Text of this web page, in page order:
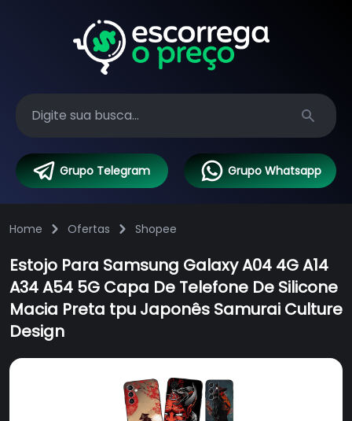
Search
Grupo Telegram Grupo Whatsapp
Home Ofertas Shopee
Estojo Para Samsung Galaxy A04 4G A14
A34 A54 5G Capa De Telefone De Silicone
Macia Preta tpu Japonês Samurai Culture
Design